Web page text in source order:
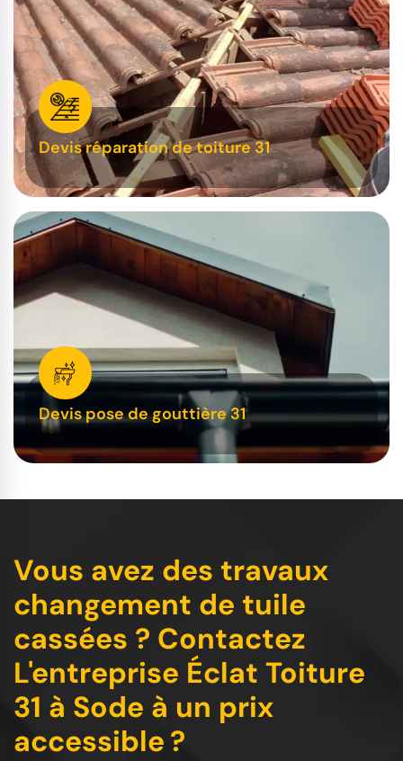
Devis réparation de toiture 31
Devis pose de gouttière 31
Vous avez des travaux
changement de tuile
cassées ? Contactez
L'entreprise Éclat Toiture
31 à Sode à un prix
accessible ?